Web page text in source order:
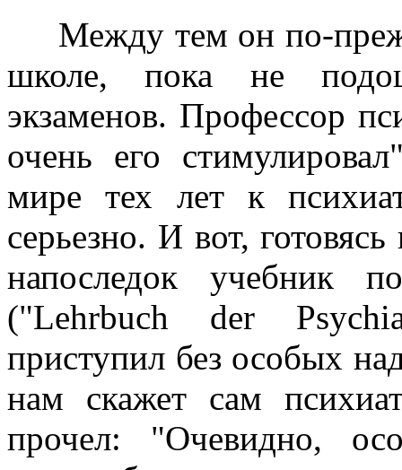
Между тем он по-
школе, пока не
экзаменов. Профессор
очень его
мире тех лет к
серьезно. И вот,
напоследок учебник
("Lehrbuch der
приступил без особых
нам скажет сам
прочел: "Очевидно,